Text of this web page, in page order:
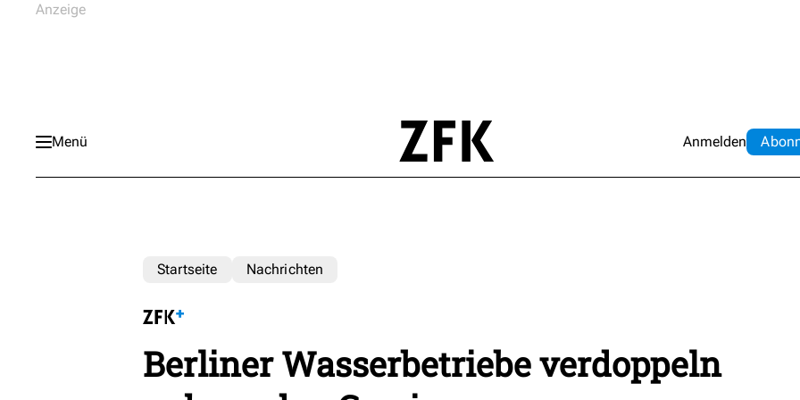
Menü Anmelden Abo
Startseite Nachrichten
Berliner Wasserbetriebe verdoppeln